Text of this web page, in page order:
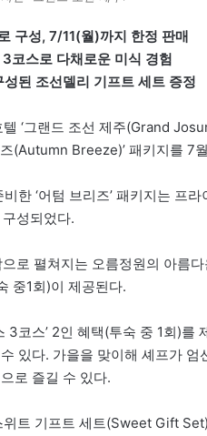
구성, 7/11(월)까지 한정 판매
코스로 다채로운 미식 경험
된 조선델리 기프트 세트 증정
‘그랜드 조선 제주(Grand
(Autumn Breeze)’ 패키지를 7
한 ‘어텀 브리즈’ 패키지는 프
성되었다.
로 펼쳐지는 오름정원의 아름
중1회)이 제공된다.
3코스’ 2인 혜택(투숙 중 1회)
있다. 가을을 맞이해 셰프가 엄
로 즐길 수 있다.
트 기프트 세트(Sweet Gift